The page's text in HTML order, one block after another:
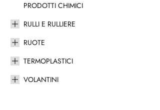
PRODOTTI CHIMICI
RULLI E RULLIERE
RUOTE
TERMOPLASTICI
VOLANTINI